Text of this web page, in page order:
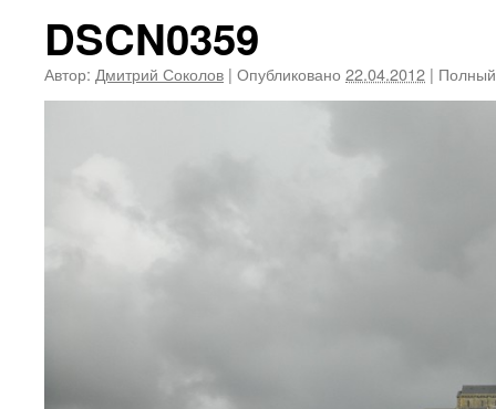
DSCN0359
Автор: Дмитрий Соколов | Опубликовано 22.04.2012 |